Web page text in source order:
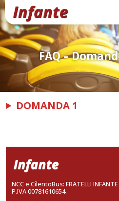
FAQ –
DOMANDA 1
NCC e CilentoBus: FRATELLI
P.IVA 00781610654.